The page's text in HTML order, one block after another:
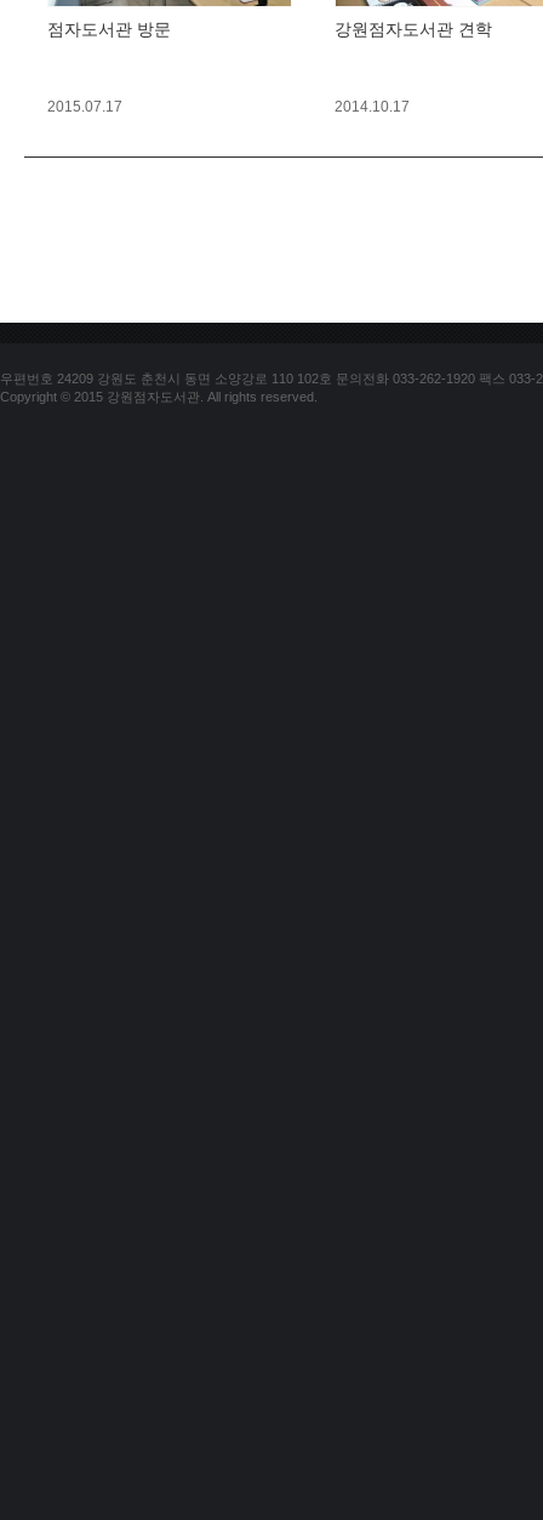
점자도서관 방문
2015.07.17
강원점자도서관 견학
2014.10.17
우편번호 24209 강원도 춘천시 동면 소양강로 110 102호 문의전화 033-262-1920 팩스 033-
Copyright © 2015 강원점자도서관. All rights reserved.